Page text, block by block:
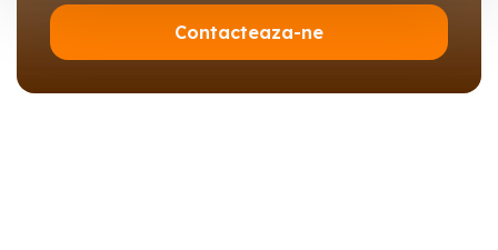
Contacteaza-ne